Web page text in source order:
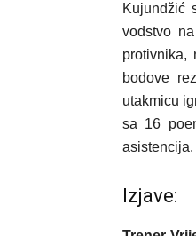
Kujundžić
vodstvo
protivnika,
bodove
utakmicu
sa 16
asistencija.
Izjave: